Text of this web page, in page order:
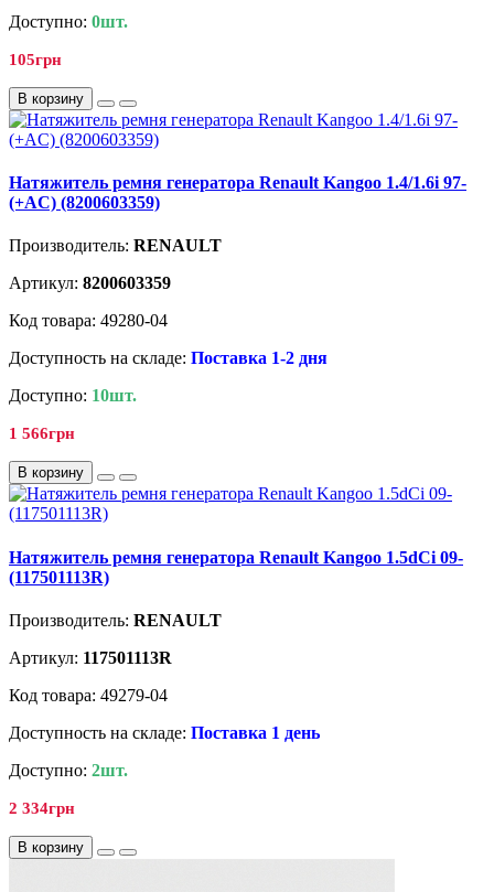
Доступно: 0шт.
105грн
В корзину
Натяжитель ремня генератора Renault Kangoo 1.4/1.6i 97-
(+AC) (8200603359)
Производитель: RENAULT
Артикул: 8200603359
Код товара: 49280-04
Доступность на складе: Поставка 1-2 дня
Доступно: 10шт.
1 566грн
В корзину
Натяжитель ремня генератора Renault Kangoo 1.5dCi 09-
(117501113R)
Производитель: RENAULT
Артикул: 117501113R
Код товара: 49279-04
Доступность на складе: Поставка 1 день
Доступно: 2шт.
2 334грн
В корзину